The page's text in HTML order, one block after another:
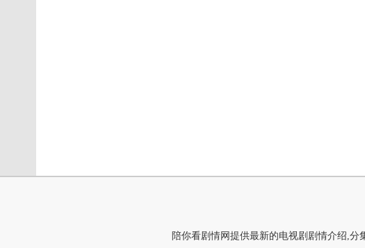
陪你看剧情网提供最新的电视剧剧情介绍,分